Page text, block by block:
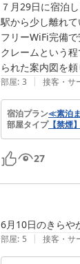
７月29日に宿泊し
駅から少し離れ
フリーWiFi完備
クレームという
られた案内図を
部屋: 3 | 接客・サ
宿泊プラン≪素泊
部屋タイプ【禁煙
27
6月10日のきらや
部屋: 5 | 接客・サ